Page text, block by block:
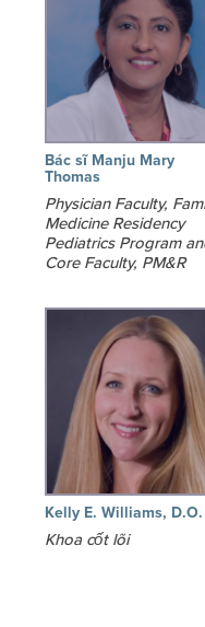
Bác sĩ Manju Mary
Thomas
Physician Faculty,
Medicine Residency
Pediatrics Program
Core Faculty, PM&R
Kelly E. Williams, D.O.
Khoa cốt lõi